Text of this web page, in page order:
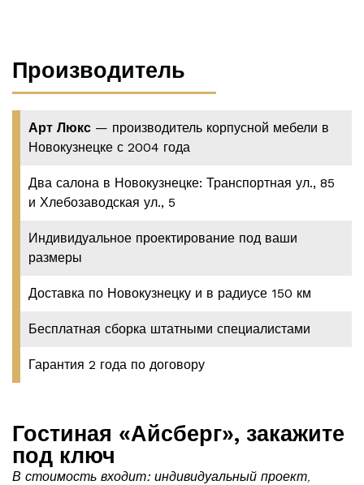
Производитель
Арт Люкс — производитель корпусной мебели в
Новокузнецке с 2004 года
Два салона в Новокузнецке: Транспортная ул., 85
и Хлебозаводская ул., 5
Индивидуальное проектирование под ваши
размеры
Доставка по Новокузнецку и в радиусе 150 км
Бесплатная сборка штатными специалистами
Гарантия 2 года по договору
Гостиная «Айсберг», закажите
под ключ
В стоимость входит:индивидуальный проект,